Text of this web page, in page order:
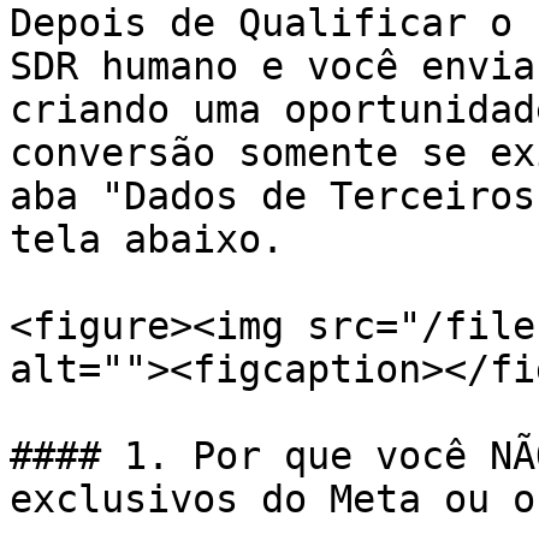
Depois de Qualificar o
SDR humano e você
criando uma
conversão somente se
aba "Dados de
tela abaixo.
<figure><img src="/files/
alt=""><figcaption></
#### 1. Por que você
exclusivos do Meta ou